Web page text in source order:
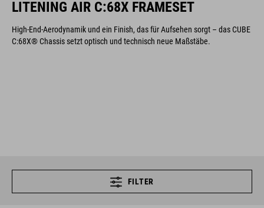
LITENING AIR C:68X FRAMESET
High-End-Aerodynamik und ein Finish, das für Aufsehen sorgt – das CUBE
C:68X® Chassis setzt optisch und technisch neue Maßstäbe.
FILTER